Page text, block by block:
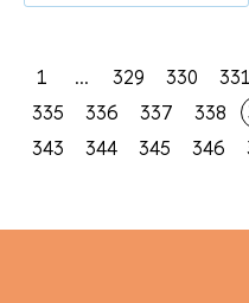
1 ... 329 330 331
335
336 337 338
343
344 345 346